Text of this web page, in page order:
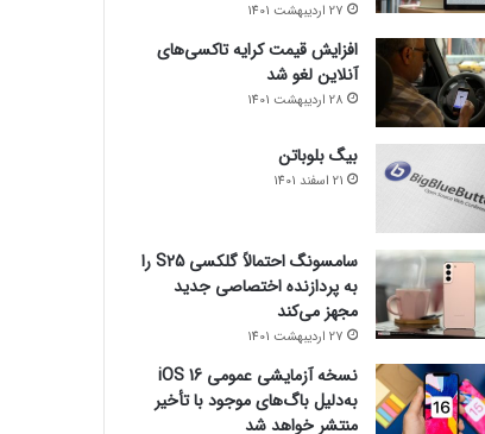
27 اردیبهشت 1401
افزایش قیمت کرایه تاکسی‌های
آنلاین لغو شد
28 اردیبهشت 1401
بیگ بلوباتن
21 اسفند 1401
سامسونگ احتمالاً گلکسی S25 را
به پردازنده اختصاصی جدید
مجهز می‌کند
27 اردیبهشت 1401
نسخه آزمایشی عمومی iOS 16
به‌دلیل باگ‌های موجود با تأخیر
منتشر خواهد شد